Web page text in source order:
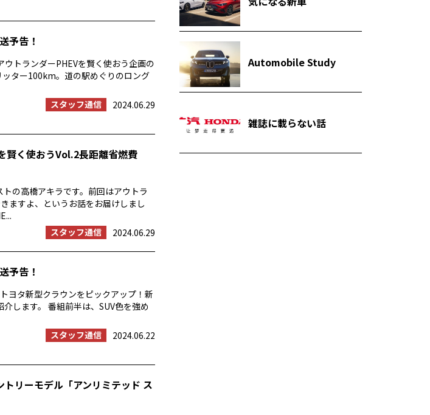
予告！
トランダーPHEVを賢く使おう企画の
ター100km。道の駅めぐりのロング
スタッフ通信
2024.06.29
賢く使おうVol.2長距離省燃費
の高橋アキラです。前回はアウトラ
ますよ、というお話をお届けしまし
スタッフ通信
2024.06.29
予告！
ヨタ新型クラウンをピックアップ！新
します。 番組前半は、SUV色を強め
スタッフ通信
2024.06.22
リーモデル「アンリミテッド ス
Automobile Study
雑誌に載らない話